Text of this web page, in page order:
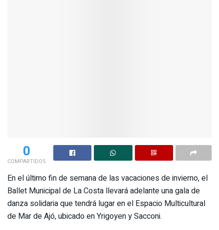
0
COMPARTIDOS
En el último fin de semana de las vacaciones de invierno, el
Ballet Municipal de La Costa llevará adelante una gala de
danza solidaria que tendrá lugar en el Espacio Multicultural
de Mar de Ajó, ubicado en Yrigoyen y Sacconi.